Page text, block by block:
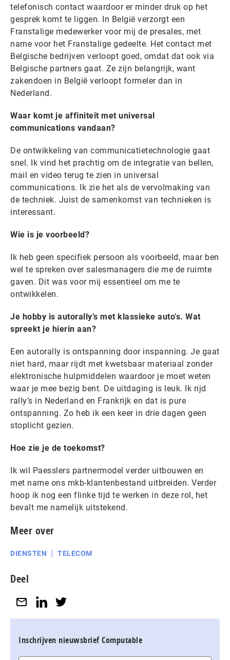
telefonisch contact waardoor er minder druk op het
gesprek komt te liggen. In België verzorgt een
Franstalige medewerker voor mij de presales, met
name voor het Franstalige gedeelte. Het contact met
Belgische bedrijven verloopt goed, omdat dat ook via
Belgische partners gaat. Ze zijn belangrijk, want
zakendoen in België verloopt formeler dan in
Nederland.
Waar komt je affiniteit met universal
communications vandaan?
De ontwikkeling van communicatietechnologie gaat
snel. Ik vind het prachtig om de integratie van bellen,
mail en video terug te zien in universal
communications. Ik zie het als de vervolmaking van
de techniek. Juist de samenkomst van technieken is
interessant.
Wie is je voorbeeld?
Ik heb geen specifiek persoon als voorbeeld, maar ben
wel te spreken over salesmanagers die me de ruimte
gaven. Dit was voor mij essentieel om me te
ontwikkelen.
Je hobby is autorally’s met klassieke auto’s. Wat
spreekt je hierin aan?
Een autorally is ontspanning door inspanning. Je gaat
niet hard, maar rijdt met kwetsbaar materiaal zonder
elektronische hulpmiddelen waardoor je moet weten
waar je mee bezig bent. De uitdaging is leuk. Ik rijd
rally’s in Nederland en Frankrijk en dat is pure
ontspanning. Zo heb ik een keer in drie dagen geen
stoplicht gezien.
Hoe zie je de toekomst?
Ik wil Paesslers partnermodel verder uitbouwen en
met name ons mkb-klantenbestand uitbreiden. Verder
hoop ik nog een flinke tijd te werken in deze rol, het
bevalt me namelijk uitstekend.
Meer over
DIENSTEN TELECOM
Deel
Inschrijven nieuwsbrief Computable